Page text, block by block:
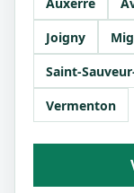
Joigny
Saint-
Vermenton